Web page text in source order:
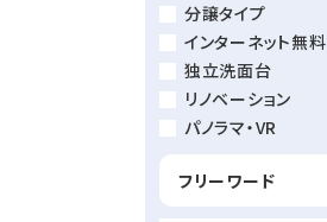
分譲タイプ
インターネット無料
独立洗面台
リノベーション
パノラマ・VR
フリーワード